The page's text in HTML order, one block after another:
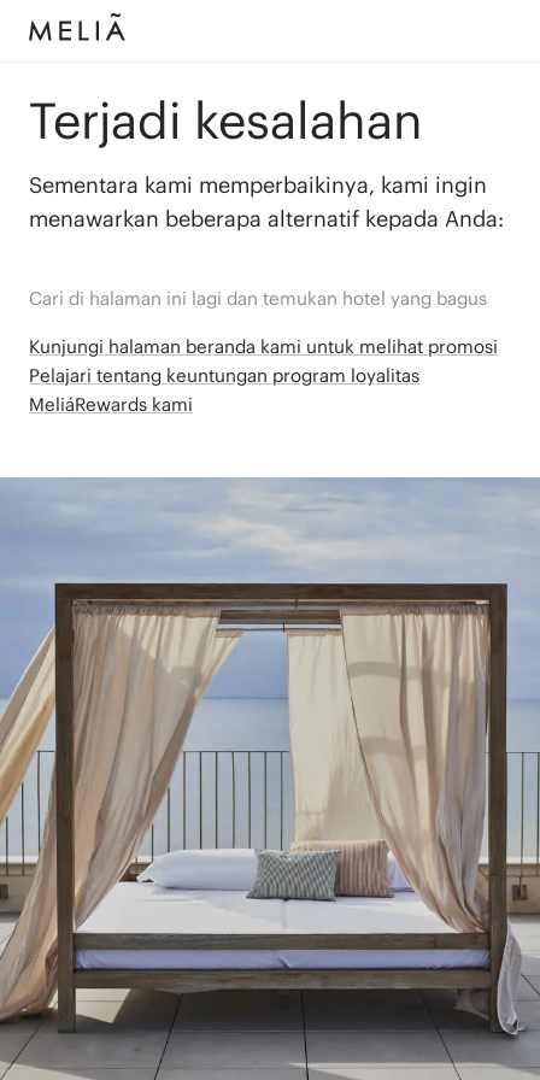
Terjadi kesalahan
Sementara kami memperbaikinya, kami ingin
menawarkan beberapa alternatif kepada Anda:
Cari di halaman ini lagi dan temukan hotel yang bagus
Kunjungi halaman beranda kami untuk melihat promosi
Pelajari tentang keuntungan program loyalitas
MeliáRewards kami